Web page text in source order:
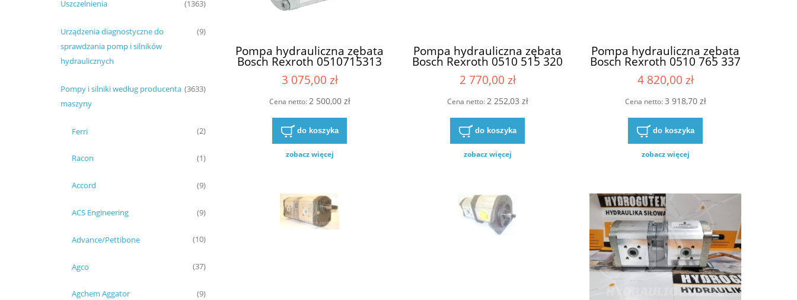
Uszczelnienia (1363)
Urządzenia diagnostyczne do
sprawdzania pomp i silników
hydraulicznych
(9)
Pompy i silniki według producenta
maszyny
(3633)
Ferri (2)
Racon (1)
Accord (9)
ACS Engineering (9)
Advance/Pettibone (10)
Agco (37)
Agchem Aggator (9)
Pompa hydrauliczna zębata
Bosch Rexroth 0510715313
0510 715 313 0 510 715 313
AZPF-21-022LFP20PB-S0040
3 075,00 zł
Cena netto:2 500,00 zł
do koszyka
zobacz więcej
Pompa hydrauliczna zębata
Bosch Rexroth 0510 515 320
0510515320 0510/515/320
0510-515-320
2 770,00 zł
Cena netto:2 252,03 zł
do koszyka
zobacz więcej
Pompa hydrauliczna zębata
Bosch Rexroth 0510 765 337
0510765337 0510-765-337
0510/765/337
4 820,00 zł
Cena netto:3 918,70 zł
do koszyka
zobacz więcej